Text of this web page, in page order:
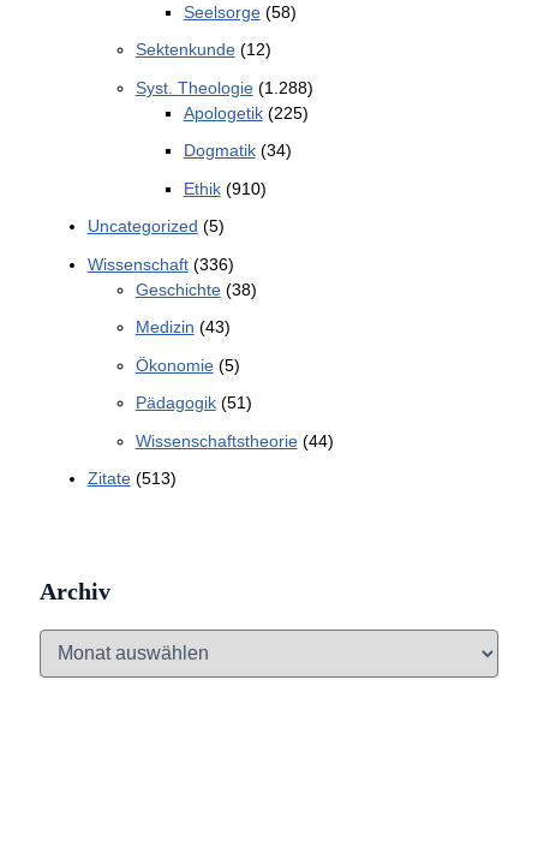
Seelsorge(58)
Sektenkunde(12)
Syst. Theologie(1.288)
Apologetik(225)
Dogmatik(34)
Ethik(910)
Uncategorized (5)
Wissenschaft(336)
Geschichte(38)
Medizin (43)
Ökonomie(5)
Pädagogik(51)
Wissenschaftstheorie(44)
Zitate(513)
Archiv